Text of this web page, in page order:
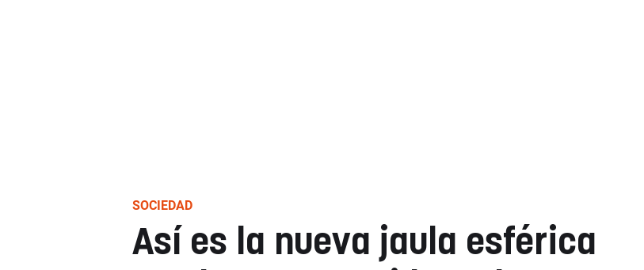
SOCIEDAD
Así es la nueva jaula esférica